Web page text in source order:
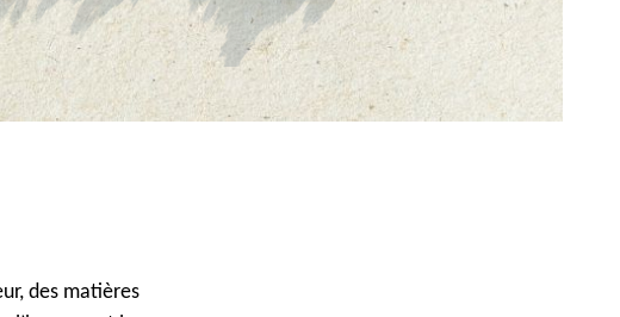
des matières